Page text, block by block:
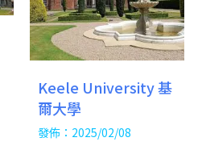
Keele University 基
爾大學
發佈：2025/02/08